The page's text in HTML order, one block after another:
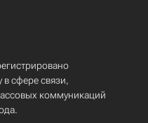
сфере связи,
коммуникаций